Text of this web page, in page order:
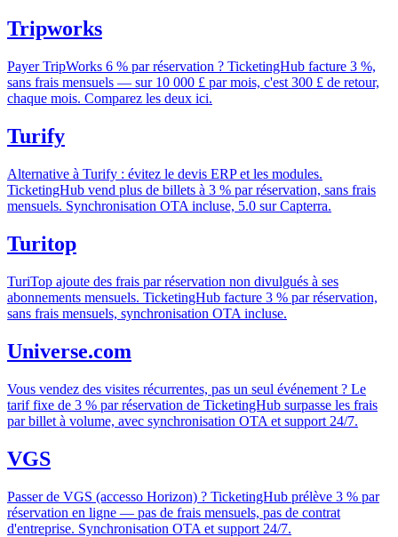
Tripworks
Payer TripWorks 6 % par réservation ? TicketingHub facture 3 %,
sans frais mensuels — sur 10 000 £ par mois, c'est 300 £ de retour,
chaque mois. Comparez les deux ici.
Turify
Alternative à Turify : évitez le devis ERP et les modules.
TicketingHub vend plus de billets à 3 % par réservation, sans frais
mensuels. Synchronisation OTA incluse, 5.0 sur Capterra.
Turitop
TuriTop ajoute des frais par réservation non divulgués à ses
abonnements mensuels. TicketingHub facture 3 % par réservation,
sans frais mensuels, synchronisation OTA incluse.
Universe.com
Vous vendez des visites récurrentes, pas un seul événement ? Le
tarif fixe de 3 % par réservation de TicketingHub surpasse les frais
par billet à volume, avec synchronisation OTA et support 24/7.
VGS
Passer de VGS (accesso Horizon) ? TicketingHub prélève 3 % par
réservation en ligne — pas de frais mensuels, pas de contrat
d'entreprise. Synchronisation OTA et support 24/7.